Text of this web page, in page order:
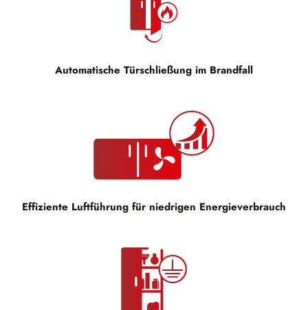
Automatische Türschließung im Brandfall
Effiziente Luftführung für niedrigen Energieverbrauch